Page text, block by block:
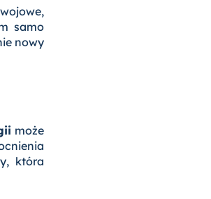
samo
nowy
może
która